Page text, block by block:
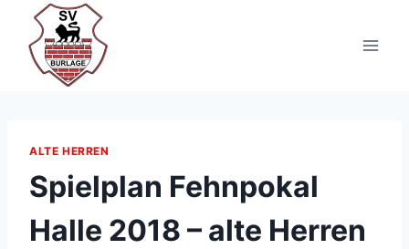
Inhalt
springen
ALTE HERREN
Spielplan Fehnpokal
Halle 2018 – alte Herren